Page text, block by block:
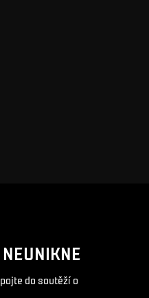
do soutěží o